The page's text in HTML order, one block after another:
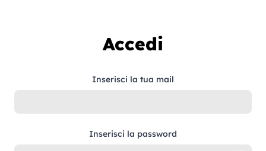
Accedi
Inserisci la tua mail
Inserisci la password